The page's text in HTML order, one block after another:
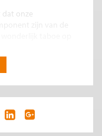
onze
dat de
60% van het
voortkomen uit